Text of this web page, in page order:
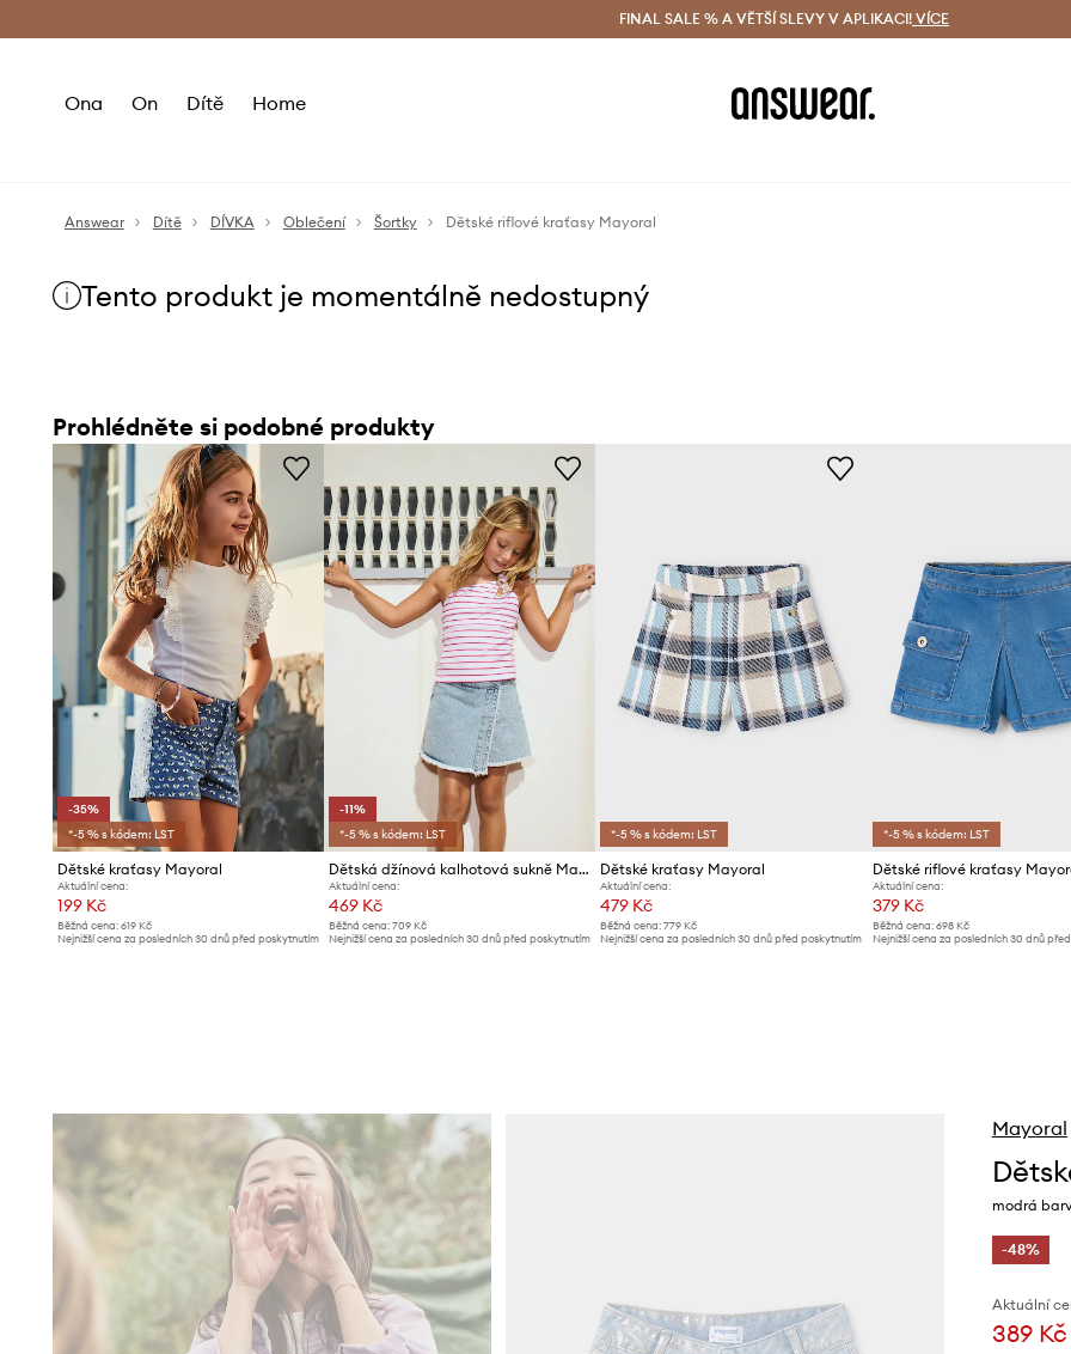
Doručení a vrácení zdarma (od 1800 Kč) Doručení i do 24 h
FINAL SALE % A VĚTŠÍ SLEVY V APLIKACI! VÍCE
Ona On Dítě Home
Answear Dítě DÍVKA Oblečení Šortky Dětské riflové kraťasy Mayoral
Tento produkt je momentálně nedostupný
Prohlédněte si podobné produkty
-35%
*-5 % s kódem: LST
Dětské kraťasy Mayoral
Aktuální cena:
199 Kč
Běžná cena: 619 Kč
Nejnižší cena za posledních 30 dnů před poskytnutím
-11%
*-5 % s kódem: LST
Dětská džínová kalhotová sukně Mayoral
Aktuální cena:
469 Kč
Běžná cena:709 Kč
Nejnižší cena za posledních 30 dnů před poskytnutím
*-5 % s kódem: LST
Dětské kraťasy Mayoral
Aktuální cena:
479 Kč
Běžná cena: 779 Kč
Nejnižší cena za posledních 30 dnů před poskytnutím
*-5 % s kódem: LST
Dětské riflové kraťasy
Aktuální cena:
379 Kč
Běžná cena: 698 Kč
Nejnižší cena za posledních 30 dnů
Mayoral
modrá
-48%
Aktuální
389 Kč